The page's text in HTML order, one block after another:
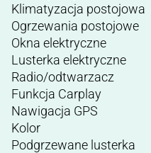
Klimatyzacja postojowa
Ogrzewania postojowe
Okna elektryczne
Lusterka elektryczne
Radio/odtwarzacz
Funkcja Carplay
Nawigacja GPS
Kolor
Podgrzewane lusterka